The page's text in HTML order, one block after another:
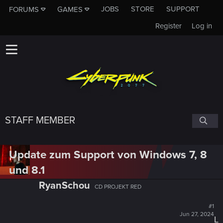
FORUMS GAMES JOBS STORE
SUPPORT
Log in
Register
STAFF MEMBER
Update zum Support von Windows 7, 8
und 8.1
RyanSchou CD PROJEKT RED
#1
Jun 27, 2024L